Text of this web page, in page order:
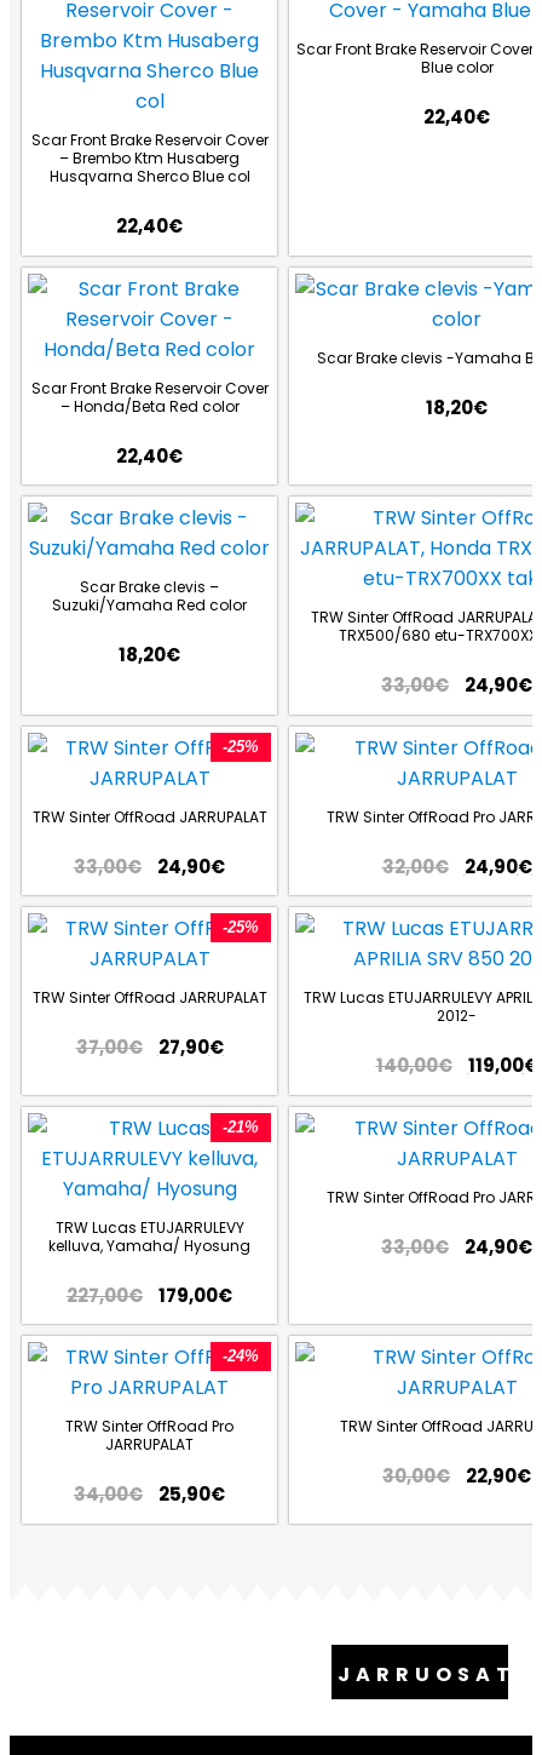
Scar Front Brake Reservoir Cover
– Brembo Ktm Husaberg
Husqvarna Sherco Blue col
22,40€
Scar Front Brake Reservoir
Blue color
22,40€
Scar Front Brake Reservoir Cover
– Honda/Beta Red color
22,40€
Scar Brake clevis -Yamaha
18,20€
Scar Brake clevis –
Suzuki/Yamaha Red color
18,20€
TRW Sinter OffRoad
TRX500/680 etu-
33,00€ 24,90€
-25%
TRW Sinter OffRoad JARRUPALAT
33,00€ 24,90€
TRW Sinter OffRoad Pro
32,00€ 24,90€
-25%
TRW Sinter OffRoad JARRUPALAT
37,00€ 27,90€
TRW Lucas ETUJARRULEVY
2012-
140,00€ 119,00€
-21%
TRW Lucas ETUJARRULEVY
kelluva, Yamaha/ Hyosung
227,00€ 179,00€
TRW Sinter OffRoad Pro
33,00€ 24,90€
-24%
TRW Sinter OffRoad Pro
JARRUPALAT
34,00€ 25,90€
TRW Sinter OffRoad
30,00€ 22,90€
JARRUOSAT